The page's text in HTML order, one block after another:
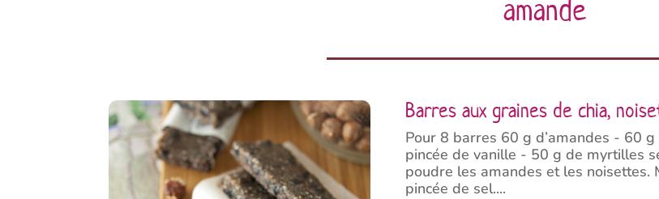
amande
Barres aux graines de chia,
Pour 8 barres 60 g d’amandes - 60
pincée de vanille - 50 g de myrtilles
poudre les amandes et les noisettes.
pincée de sel....